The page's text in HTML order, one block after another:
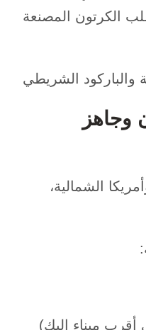
الكرتون المصنعة
والباركود الشريطي
وجاهز
الشمالية،